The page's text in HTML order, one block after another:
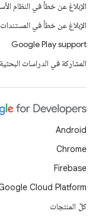
الإبلاغ عن خطأ في النظام
الإبلاغ عن خطأ في المستندات
Google Play support
المشاركة في الدراسات البحثية
Android
Chrome
Firebase
Cloud Platform
كلّ المنتجات